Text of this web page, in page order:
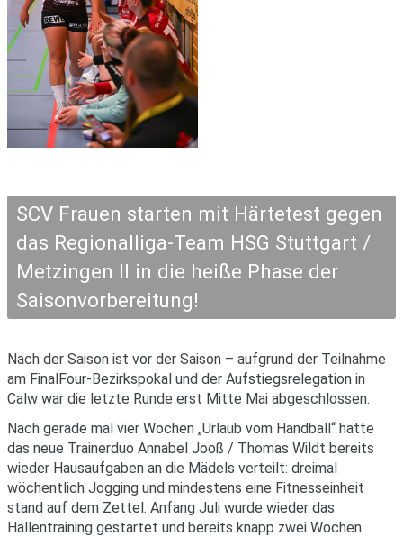
SCV Frauen starten mit Härtetest gegen
das Regionalliga-Team HSG Stuttgart /
Metzingen II in die heiße Phase der
Saisonvorbereitung!
Nach der Saison ist vor der Saison – aufgrund der Teilnahme
am FinalFour-Bezirkspokal und der Aufstiegsrelegation in
Calw war die letzte Runde erst Mitte Mai abgeschlossen.
Nach gerade mal vier Wochen „Urlaub vom Handball“ hatte
das neue Trainerduo Annabel Jooß / Thomas Wildt bereits
wieder Hausaufgaben an die Mädels verteilt: dreimal
wöchentlich Jogging und mindestens eine Fitnesseinheit
stand auf dem Zettel. Anfang Juli wurde wieder das
Hallentraining gestartet und bereits knapp zwei Wochen